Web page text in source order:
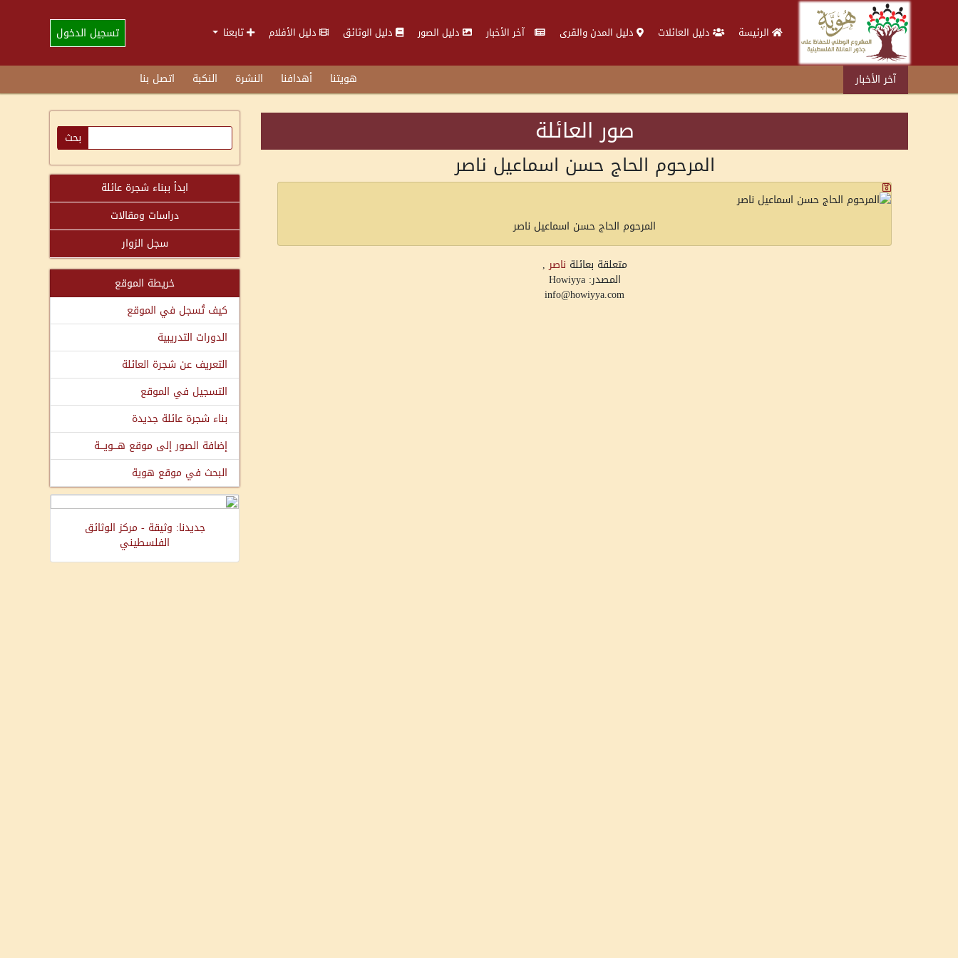
الرئيسة دليل العائلات دليل المدن والقرى آخر الأخبار دليل الصور دليل الوثائق دليل الأفلام تابعنا تسجيل الدخول
آخر الأخبار هويتنا أهدافنا النشرة النكبة اتصل بنا
صور العائلة
المرحوم الحاج حسن اسماعيل ناصر
المرحوم الحاج حسن اسماعيل ناصر
متعلقة بعائلة ناصر,
المصدر: Howiyya
info@howiyya.com
ابدأ ببناء شجرة عائلة
دراسات ومقالات
سجل الزوار
خريطة الموقع
كيف تُسجل في الموقع
الدورات التدريبية
التعريف عن شجرة العائلة
التسجيل في الموقع
بناء شجرة عائلة جديدة
إضافة الصور إلى موقع هـــويـــة
البحث في موقع هوية
جديدنا: وثيقة - مركز الوثائق
الفلسطيني